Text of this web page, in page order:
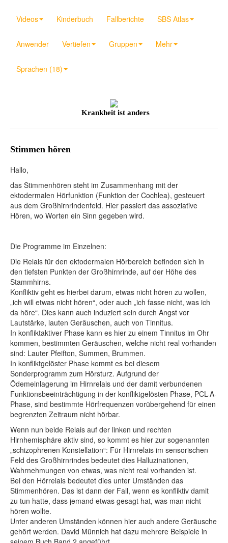
Videos Kinderbuch Fallberichte SBS Atlas
Anwender Vertiefen Gruppen Mehr
Sprachen (18)
Krankheit ist anders
Stimmen hören
Hallo,
das Stimmenhören steht im Zusammenhang mit der
ektodermalen Hörfunktion (Funktion der Cochlea), gesteuert
aus dem Großhirnrindenfeld. Hier passiert das assoziative
Hören, wo Worten ein Sinn gegeben wird.
Die Programme im Einzelnen:
Die Relais für den ektodermalen Hörbereich befinden sich in
den tiefsten Punkten der Großhirnrinde, auf der Höhe des
Stammhirns.
Konfliktiv geht es hierbei darum, etwas nicht hören zu wollen,
„ich will etwas nicht hören“, oder auch „ich fasse nicht, was ich
da höre“. Dies kann auch induziert sein durch Angst vor
Lautstärke, lauten Geräuschen, auch von Tinnitus.
In konfliktaktiver Phase kann es hier zu einem Tinnitus im Ohr
kommen, bestimmten Geräuschen, welche nicht real vorhanden
sind: Lauter Pfeifton, Summen, Brummen.
In konfliktgelöster Phase kommt es bei diesem
Sonderprogramm zum Hörsturz. Aufgrund der
Ödemeinlagerung im Hirnrelais und der damit verbundenen
Funktionsbeeinträchtigung in der konfliktgelösten Phase, PCL-A-
Phase, sind bestimmte Hörfrequenzen vorübergehend für einen
begrenzten Zeitraum nicht hörbar.
Wenn nun beide Relais auf der linken und rechten
Hirnhemisphäre aktiv sind, so kommt es hier zur sogenannten
„schizophrenen Konstellation“: Für Hirnrelais im sensorischen
Feld des Großhirnrindes bedeutet dies Halluzinationen,
Wahrnehmungen von etwas, was nicht real vorhanden ist.
Bei den Hörrelais bedeutet dies unter Umständen das
Stimmenhören. Das ist dann der Fall, wenn es konfliktiv damit
zu tun hatte, dass jemand etwas gesagt hat, was man nicht
hören wollte.
Unter anderen Umständen können hier auch andere Geräusche
gehört werden. David Münnich hat dazu mehrere Beispiele in